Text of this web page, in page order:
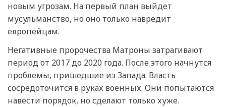
новым угрозам. На первый план выйдет
мусульманство, но оно только навредит
европейцам.
Негативные пророчества Матроны затрагивают
период от 2017 до 2020 года. После этого начнутся
проблемы, пришедшие из Запада. Власть
сосредоточится в руках военных. Они попытаются
навести порядок, но сделают только хуже.